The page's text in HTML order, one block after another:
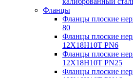
Фланцы
Фланцы плоские
80
Фланцы плоские
12Х18Н10Т PN6
Фланцы плоские
12Х18Н10Т PN25
Фланцы плоские